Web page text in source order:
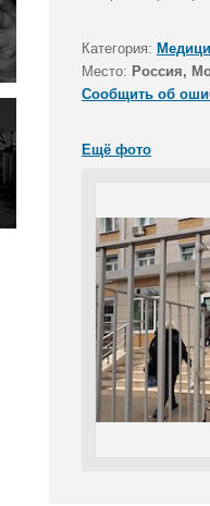
Категория:
Место: Россия,
Сообщить об
Ещё фото